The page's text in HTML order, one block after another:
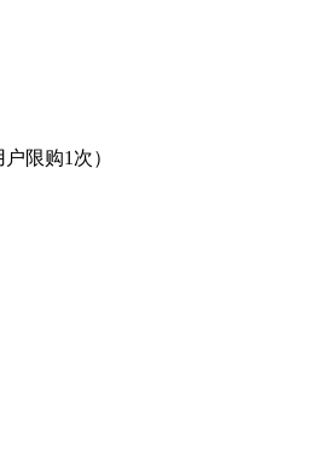
户限购1次）